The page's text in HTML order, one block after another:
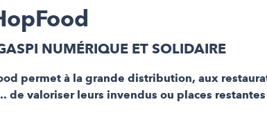
NUMÉRIQUE ET SOLIDAIRE
permet à la grande distribution, aux
de valoriser leurs invendus ou places